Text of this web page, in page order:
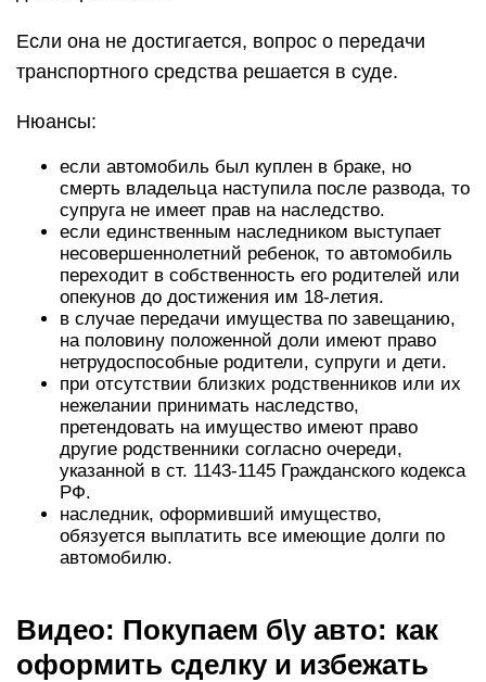
Если она не достигается, вопрос о передачи
транспортного средства решается в суде.
Нюансы:
если автомобиль был куплен в браке, но
смерть владельца наступила после развода, то
супруга не имеет прав на наследство.
если единственным наследником выступает
несовершеннолетний ребенок, то автомобиль
переходит в собственность его родителей или
опекунов до достижения им 18-летия.
в случае передачи имущества по завещанию,
на половину положенной доли имеют право
нетрудоспособные родители, супруги и дети.
при отсутствии близких родственников или их
нежелании принимать наследство,
претендовать на имущество имеют право
другие родственники согласно очереди,
указанной в ст. 1143-1145 Гражданского кодекса
РФ.
наследник, оформивший имущество,
обязуется выплатить все имеющие долги по
автомобилю.
Видео: Покупаем б\у авто: как
оформить сделку и избежать